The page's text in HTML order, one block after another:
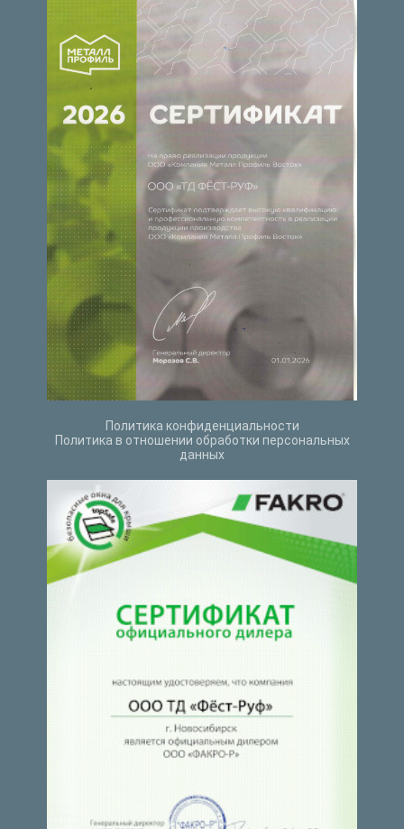
Политика конфиденциальности
Политика в отношении обработки персональных
данных